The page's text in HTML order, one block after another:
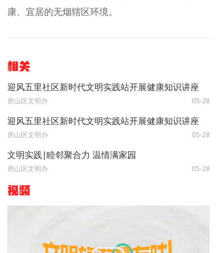
康、宜居的无烟辖区环境。
相关
迎风五里社区新时代文明实践站开展健康知识讲座
房山区文明办 05-28
迎风五里社区新时代文明实践站开展健康知识讲座
房山区文明办 05-28
文明实践∣睦邻聚合力 温情满家园
房山区文明办 05-28
视频